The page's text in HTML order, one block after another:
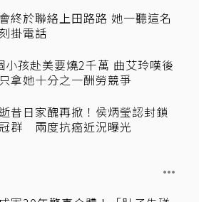
終於聯絡上田路路 她一聽這名
掛電話
小孩赴美要燒2千萬 曲艾玲嘆後
拿她十分之一酬勞競爭
昔日家醜再掀！侯炳瑩認封鎖
群 兩度抗癌近況曝光